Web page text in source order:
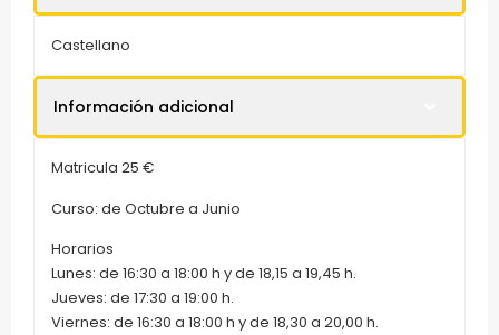
Castellano
Información adicional
Matricula 25 €
Curso: de Octubre a Junio
Horarios
Lunes: de 16:30 a 18:00 h y de 18,15 a 19,45 h.
Jueves: de 17:30 a 19:00 h.
Viernes: de 16:30 a 18:00 h y de 18,30 a 20,00 h.